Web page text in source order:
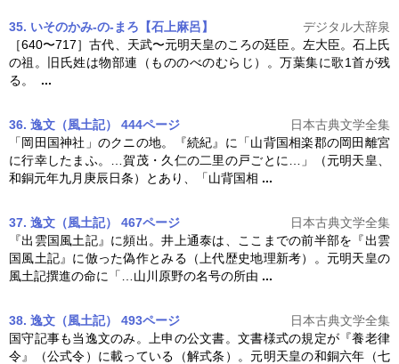
35. いそのかみ‐の‐まろ【石上麻呂】
デジタル大辞泉
［640〜717］古代、天武〜元明天皇のころの廷臣。左大臣。石上氏
の祖。旧氏姓は物部連（もののべのむらじ）。万葉集に歌1首が残
る。 ...
36. 逸文（風土記） 444ページ
日本古典文学全集
「岡田国神社」のクニの地。『続紀』に「山背国相楽郡の岡田離宮
に行幸したまふ。…賀茂・久仁の二里の戸ごとに…」（元明天皇
和銅元年九月庚辰日条）とあり、「山背国相 ...
37. 逸文（風土記） 467ページ
日本古典文学全集
『出雲国風土記』に頻出。井上通泰は、ここまでの前半部を『出雲
国風土記』に倣った偽作とみる（上代歴史地理新考）。 元明天皇の
風土記撰進の命に「…山川原野の名号の所由 ...
38. 逸文（風土記） 493ページ
日本古典文学全集
国守記事も当逸文のみ。上申の公文書。文書様式の規定が『養老律
令』（公式令）に載っている（解式条）。 元明天皇の和銅六年（七